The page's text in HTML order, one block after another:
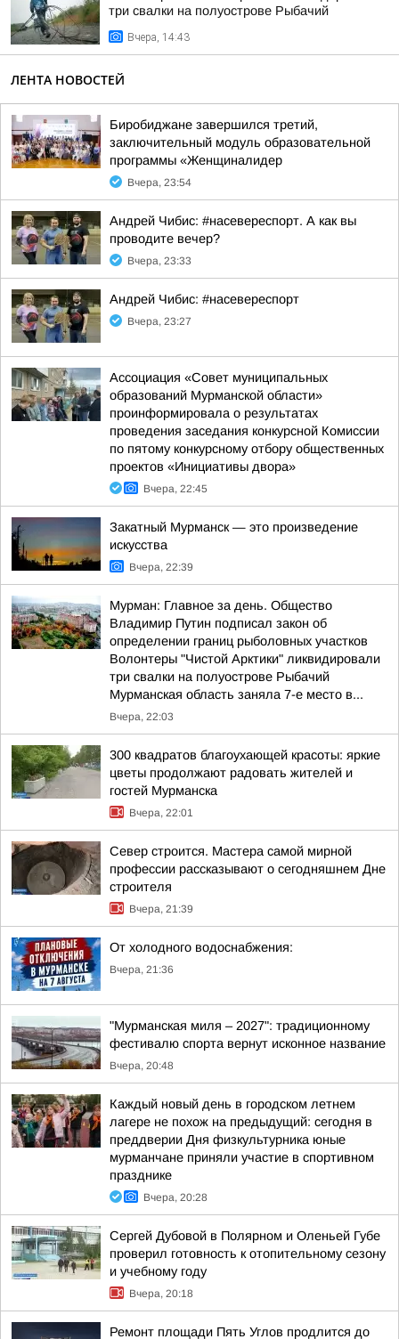
три свалки на полуострове Рыбачий
Вчера, 14:43
ЛЕНТА НОВОСТЕЙ
Биробиджане завершился третий,
заключительный модуль образовательной
программы «Женщиналидер
Вчера, 23:54
Андрей Чибис: #насевереспорт. А как вы
проводите вечер?
Вчера, 23:33
Андрей Чибис: #насевереспорт
Вчера, 23:27
Ассоциация «Совет муниципальных
образований Мурманской области»
проинформировала о результатах
проведения заседания конкурсной Комиссии
по пятому конкурсному отбору общественных
проектов «Инициативы двора»
Вчера, 22:45
Закатный Мурманск — это произведение
искусства
Вчера, 22:39
Мурман: Главное за день. Общество
Владимир Путин подписал закон об
определении границ рыболовных участков
Волонтеры "Чистой Арктики" ликвидировали
три свалки на полуострове Рыбачий
Мурманская область заняла 7-е место в...
Вчера, 22:03
300 квадратов благоухающей красоты: яркие
цветы продолжают радовать жителей и
гостей Мурманска
Вчера, 22:01
Север строится. Мастера самой мирной
профессии рассказывают о сегодняшнем Дне
строителя
Вчера, 21:39
От холодного водоснабжения:
Вчера, 21:36
"Мурманская миля – 2027": традиционному
фестивалю спорта вернут исконное название
Вчера, 20:48
Каждый новый день в городском летнем
лагере не похож на предыдущий: сегодня в
преддверии Дня физкультурника юные
мурманчане приняли участие в спортивном
празднике
Вчера, 20:28
Сергей Дубовой в Полярном и Оленьей Губе
проверил готовность к отопительному сезону
и учебному году
Вчера, 20:18
Ремонт площади Пять Углов продлится до